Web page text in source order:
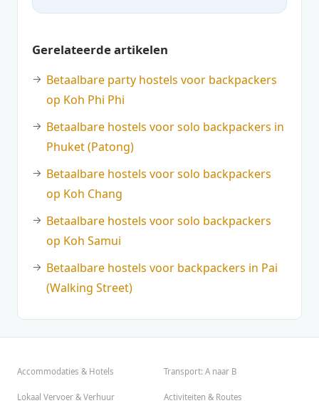
Gerelateerde artikelen
Betaalbare party hostels voor backpackers
op Koh Phi Phi
Betaalbare hostels voor solo backpackers in
Phuket (Patong)
Betaalbare hostels voor solo backpackers
op Koh Chang
Betaalbare hostels voor solo backpackers
op Koh Samui
Betaalbare hostels voor backpackers in Pai
(Walking Street)
Accommodaties & Hotels Transport: A naar B
Lokaal Vervoer & Verhuur Activiteiten & Routes